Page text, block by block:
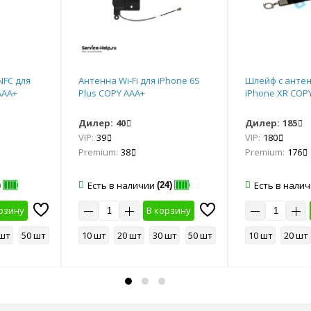
для
50 шт
Антенна Wi-Fi для iPhone 6S
Plus COPY AAA+
Дилер: 40
VIP: 39
Premium: 38
Есть в наличии (24)
В корзину
10 шт
20 шт 30 шт 50 шт
Шлейф с
iPhone ХR
Дилер: 185
VIP: 180
Premium: 176
Есть в
10 шт
20 шт